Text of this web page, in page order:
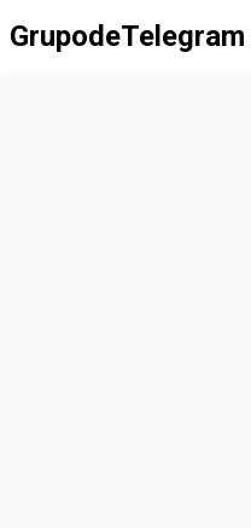
GrupodeTelegram